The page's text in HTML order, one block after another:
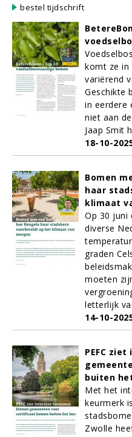
bestel tijdschrift
komt ze in
variërend
Geschikte
in eerdere
niet aan
Jaap Smit
18-10-
Bomen
haar
klimaat
Op 30 juni
diverse
graden
moeten
letterlijk
14-10-
PEFC
buiten
Met het
keurmerk
Zwolle